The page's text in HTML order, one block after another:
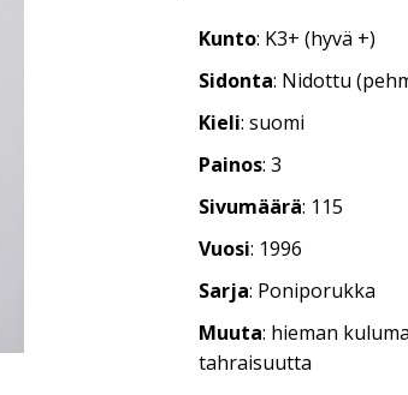
Kunto: K3+ (hyvä +)
Sidonta: Nidottu
Kieli: suomi
Painos: 3
Sivumäärä: 115
Vuosi: 1996
Sarja: Poniporukka
Muuta: hieman
tahraisuutta